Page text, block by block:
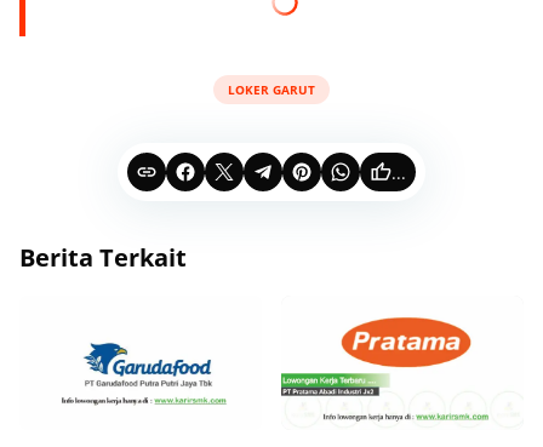
LOKER GARUT
...
Berita Terkait